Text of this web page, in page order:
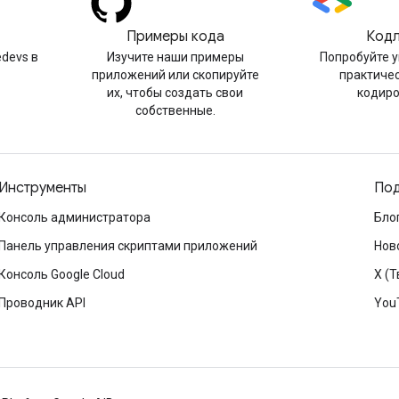
в
Примеры кода
Изучите наши примеры
приложений или скопируйте
их, чтобы создать свои
собственные.
Попробуйте
Инструменты
Консоль администратора
Панель управления скриптами приложений
Консоль Google Cloud
Проводник API
X